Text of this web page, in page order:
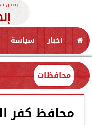
رئيس
أخبار سياسة
محافظات
محافظ كفر